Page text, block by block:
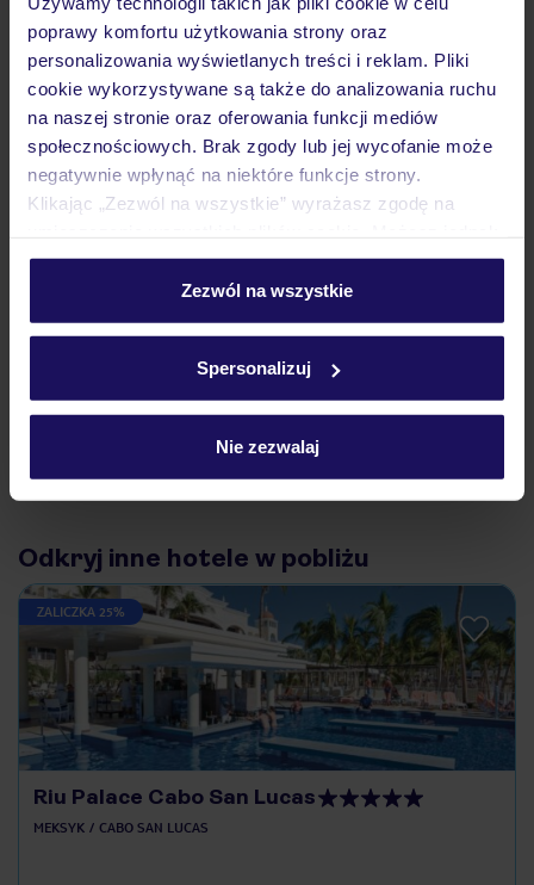
poprawy komfortu użytkowania strony oraz
personalizowania wyświetlanych treści i reklam. Pliki
cookie wykorzystywane są także do analizowania ruchu
na naszej stronie oraz oferowania funkcji mediów
społecznościowych. Brak zgody lub jej wycofanie może
negatywnie wpłynąć na niektóre funkcje strony.
Klikając „Zezwól na wszystkie” wyrażasz zgodę na
personalizować swój wybór wchodząc w zakładkę
Szczegółowe informacje o plikach cookie znajdziesz
Zezwól na wszystkie
Spersonalizuj
Nie zezwalaj
Atrakcje
Ważne informacje
Często zadawane pytania
Czy w Hotelu będzie przedstawiciel TUI?
Na jakiej podstawie i gdzie otrzymam karty
Zobacz więcej
Odkryj inne hotele w pobliżu
ZALICZKA 25%
Riu Palace Cabo San Lucas
MEKSYK CABO SAN LUCAS